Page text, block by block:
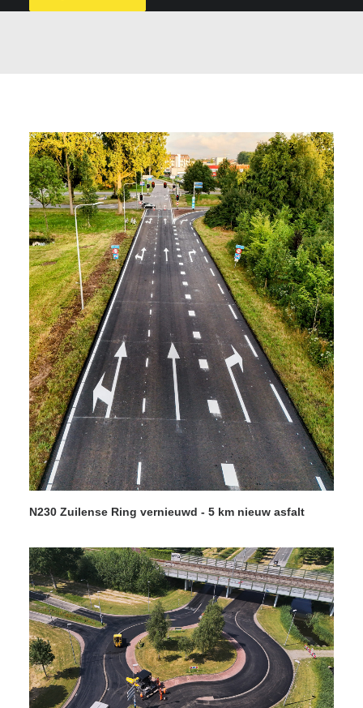
N230 Zuilense Ring vernieuwd - 5 km nieuw asfalt